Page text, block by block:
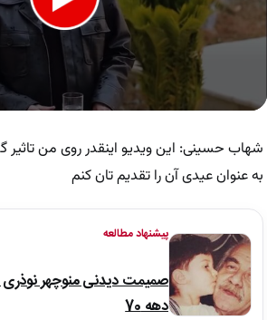
شهاب حسینی: این ویدیو اینقدر روی من
به عنوان عیدی آن را تقدیم تان کنم
پیشنهاد مطالعه
صمیمت دیدنی منوچهر نوذری
دهه 70